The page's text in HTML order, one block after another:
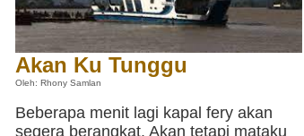
Akan Ku Tunggu
Oleh: Rhony Samlan
Beberapa menit lagi kapal fery akan
segera berangkat. Akan tetapi mataku